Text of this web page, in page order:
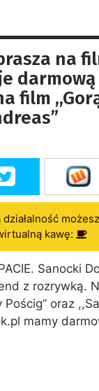
na
darmową
film
kawę:
Sanocki
z rozrywką.
oraz
mamy